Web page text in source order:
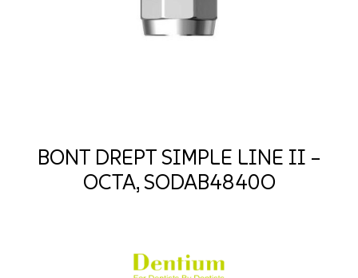
BONT DREPT SIMPLE LINE II –
OCTA, SODAB4840O